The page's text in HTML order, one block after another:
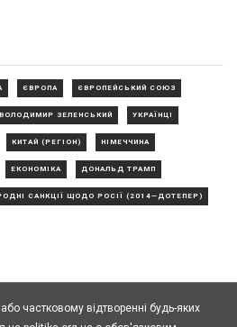
ЄВРОПА ЄВРОПЕЙСЬКИЙ СОЮЗ
ВОЛОДИМИР ЗЕЛЕНСЬКИЙ УКРАЇНЦІ
КИТАЙ (РЕГІОН) НІМЕЧЧИНА
ЕКОНОМІКА ДОНАЛЬД ТРАМП
САНКЦІЇ ЩОДО РОСІЇ (2014—ДОТЕПЕР)
частковому відтворенні будь-яких